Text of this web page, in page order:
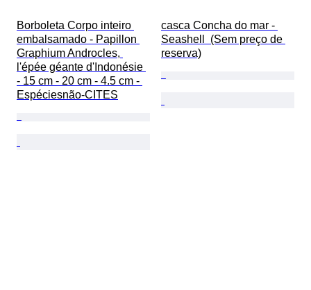
Borboleta Corpo inteiro
embalsamado - Papillon
Graphium Androcles,
l'épée géante d'Indonésie
- 15 cm - 20 cm - 4.5 cm -
Espéciesnão-CITES
casca Concha do mar -
Seashell  (Sem preço de
reserva)